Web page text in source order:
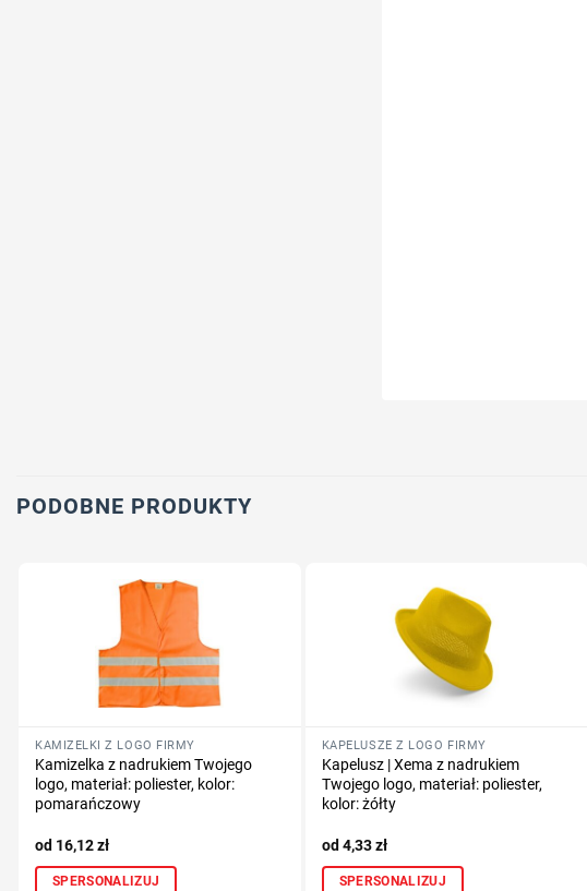
PODOBNE PRODUKTY
KAMIZELKI Z LOGO FIRMY
Kamizelka z nadrukiem Twojego
logo, materiał: poliester, kolor:
pomarańczowy
16,12zł
SPERSONALIZUJ
KAPELUSZE Z LOGO FIRMY
Kapelusz | Xema z nadrukiem
Twojego logo, materiał: poliester,
kolor: żółty
4,33zł
SPERSONALIZUJ